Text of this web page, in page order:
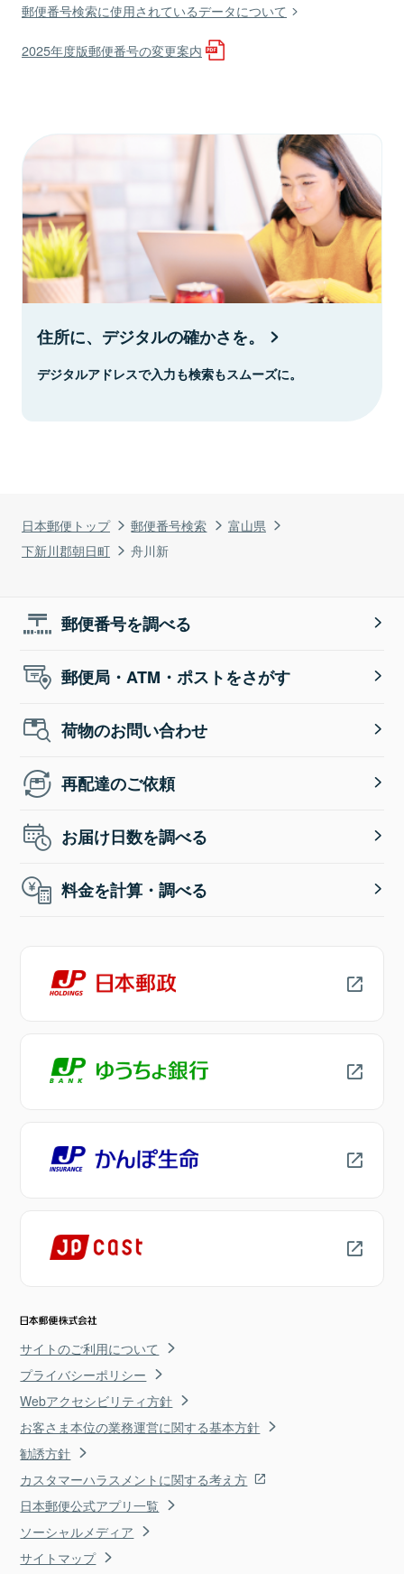
日本郵便トップ 郵便番号検索
富山県
下新川郡朝日町
舟川新
郵便番号検索に使用されているデータについて
2025年度版郵便番号の変更案内
住所に、デジタルの確かさを。
デジタルアドレスで入力も検索もスムーズに。
郵便番号を調べる
郵便局・ATM・ポストをさがす
荷物のお問い合わせ
再配達のご依頼
お届け日数を調べる
料金を計算・調べる
サイトのご利用について
プライバシーポリシー
Webアクセシビリティ方針
お客さま本位の業務運営に関する基本方針
勧誘方針
カスタマーハラスメントに関する考え方
日本郵便公式アプリ一覧
ソーシャルメディア
サイトマップ